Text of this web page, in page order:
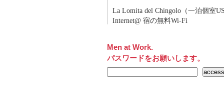
La Lomita del Chingolo（一泊個室
Internet@ 宿の無料Wi-Fi
Men at Work.
パスワードをお願いします。